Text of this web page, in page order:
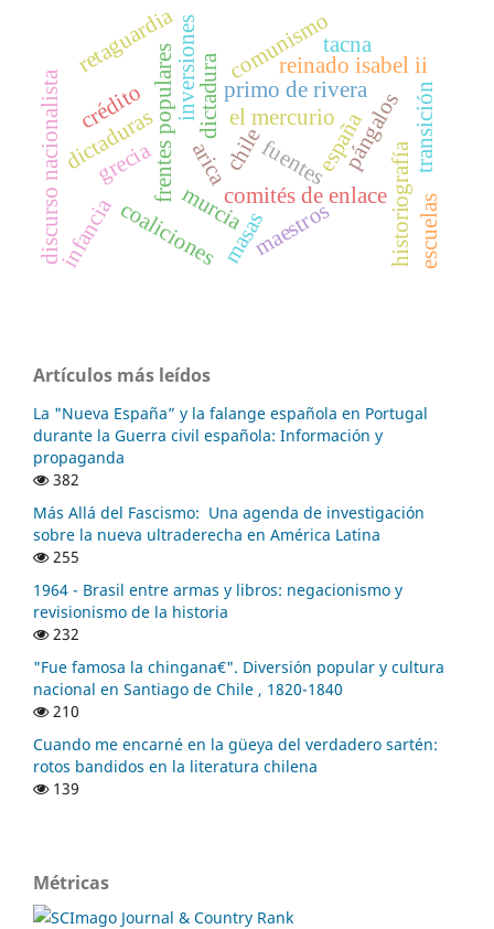
frentes populares comités de enlace
murcia
retaguardia
historiografía
fuentes
dictadura
españa
primo de rivera
chile
dictaduras pángalos
grecia
comunismo
coalicionesmasas
reinado isabel ii
discurso nacionalista transición
el mercurio
crédito inversiones
escuelas
infancia maestros
arica
tacna
Artículos más leídos
La "Nueva España” y la falange española en Portugal
durante la Guerra civil española: Información y
propaganda
382
Más Allá del Fascismo: Una agenda de investigación
sobre la nueva ultraderecha en América Latina
255
1964 - Brasil entre armas y libros: negacionismo y
revisionismo de la historia
232
"Fue famosa la chingana€". Diversión popular y cultura
nacional en Santiago de Chile , 1820-1840
210
Cuando me encarné en la güeya del verdadero sartén:
rotos bandidos en la literatura chilena
139
Métricas